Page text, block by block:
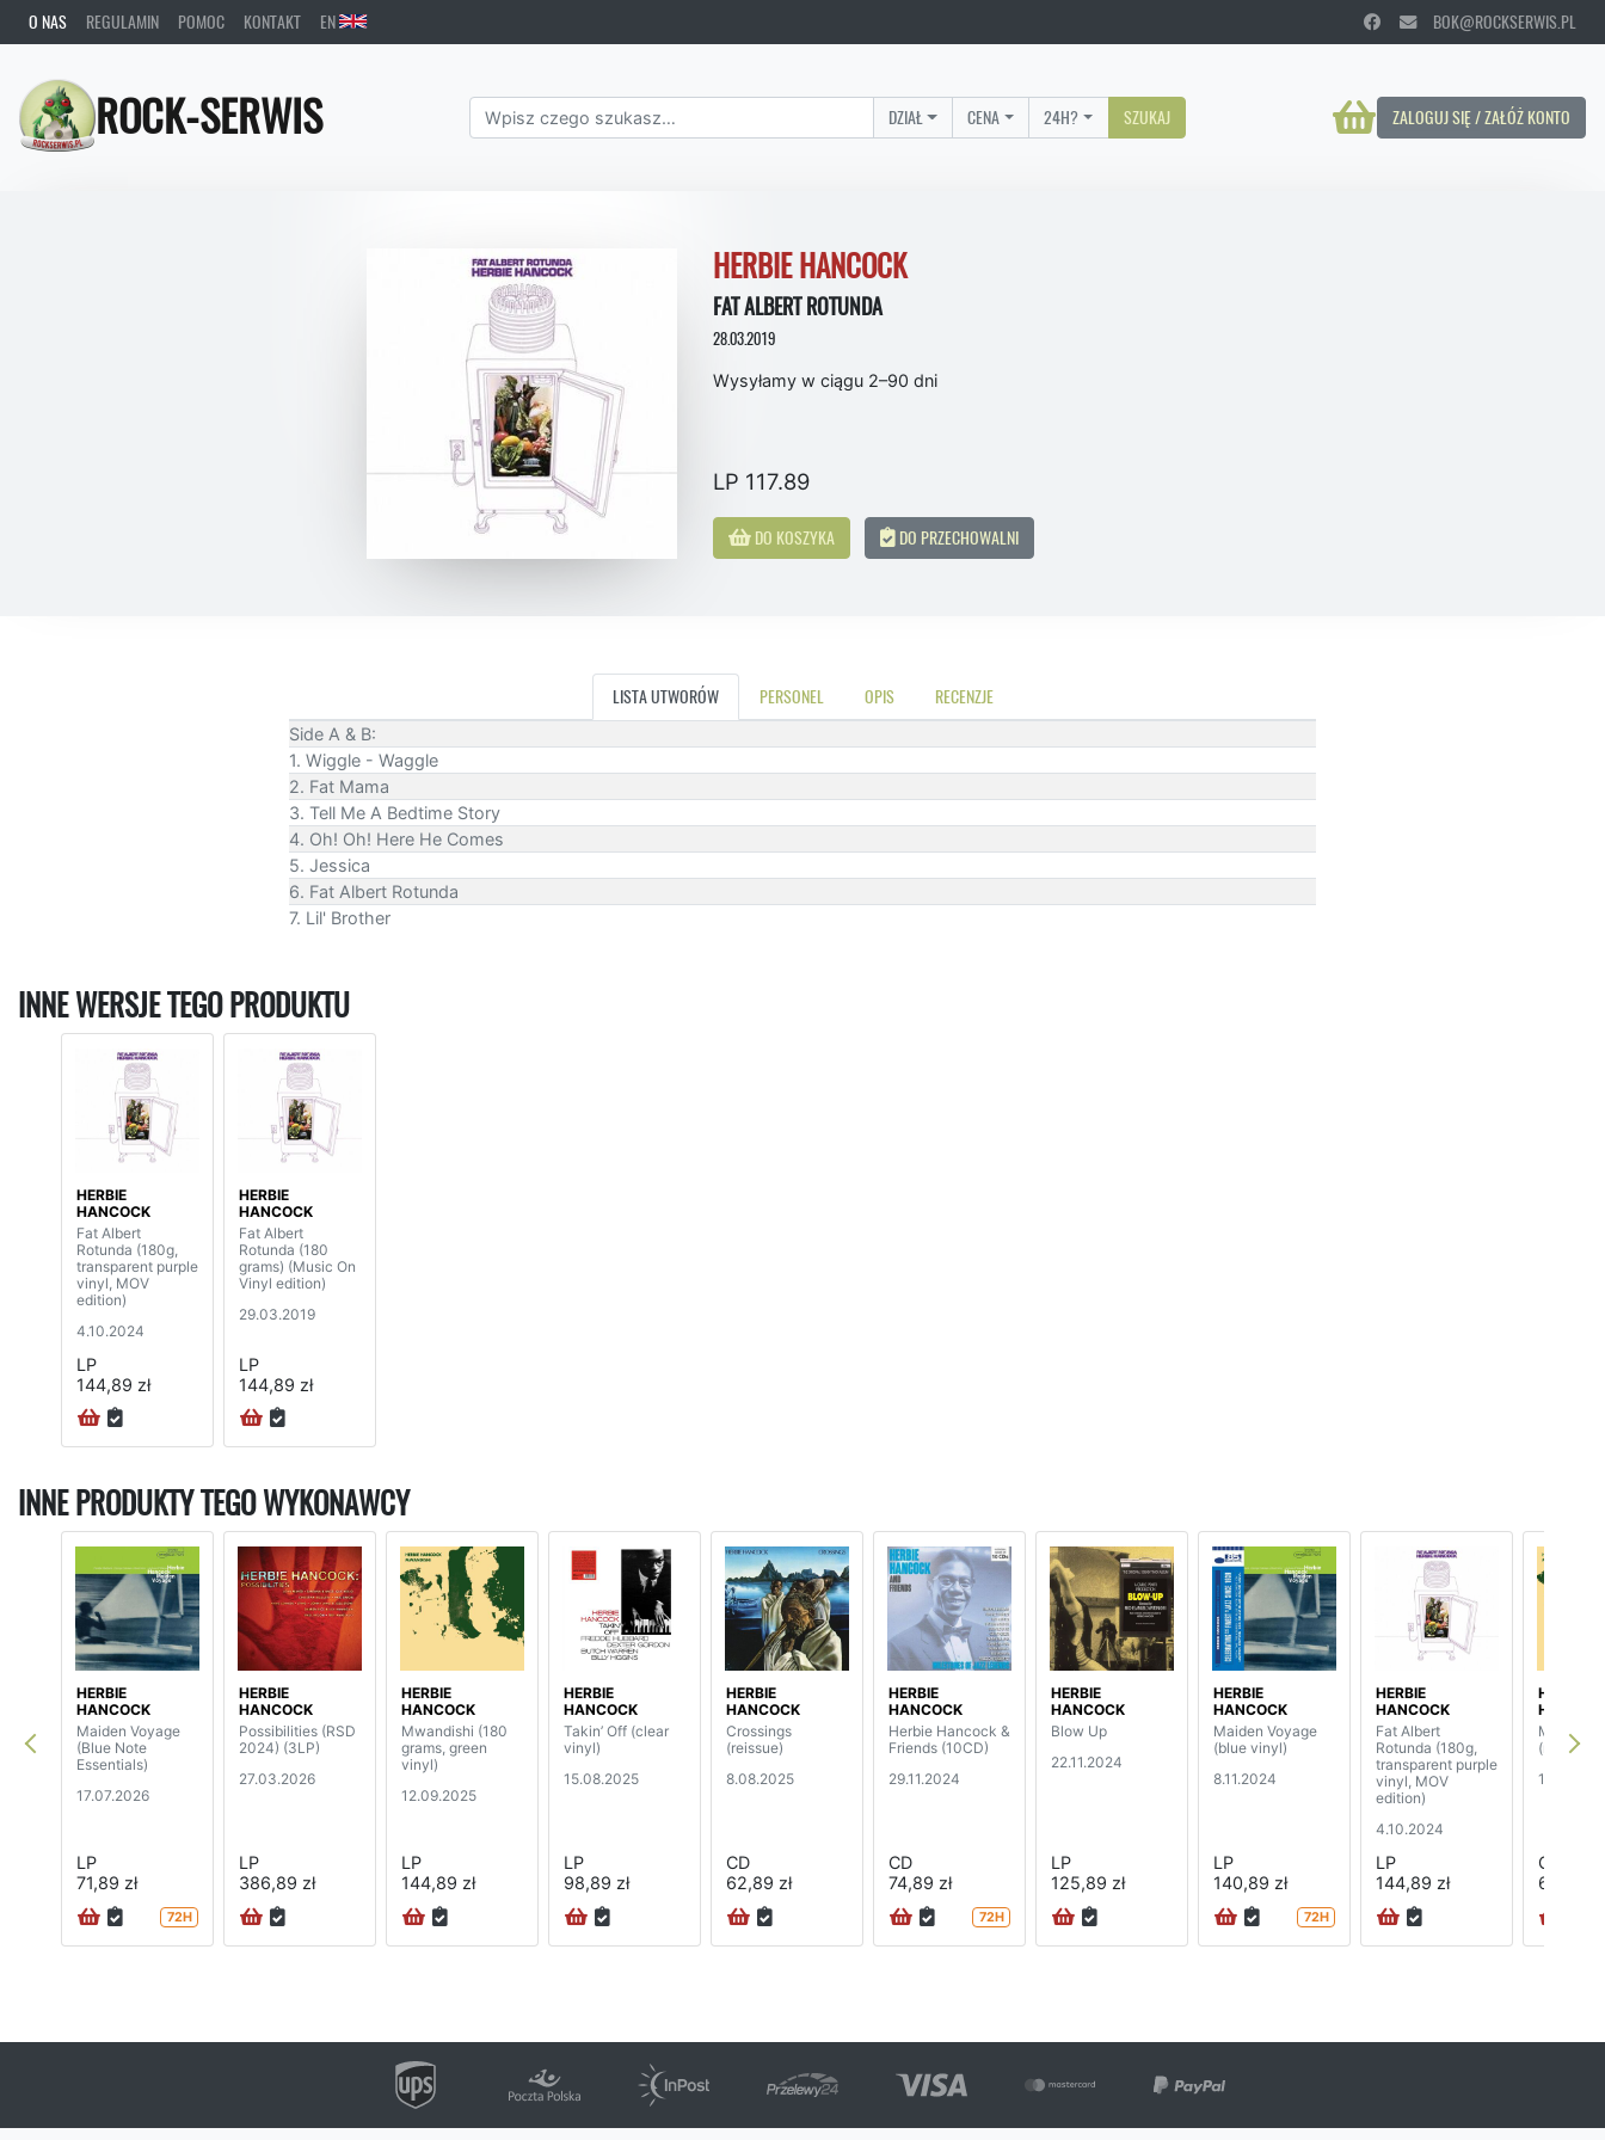
O NAS REGULAMIN POMOC KONTAKT EN BOK@ROCKSERWIS.PL
ROCK-SERWIS ZALOGUJ SIĘ / ZAŁÓŻ KONTO
DZIAŁ CENA 24H? SZUKAJ
HERBIE HANCOCK
FAT ALBERT ROTUNDA
28.03.2019
Wysyłamy w ciągu 2–90 dni
LP 117.89
DO KOSZYKA DO PRZECHOWALNI
LISTA UTWORÓW PERSONEL OPIS RECENZJE
Side A & B:
1. Wiggle - Waggle
2. Fat Mama
3. Tell Me A Bedtime Story
4. Oh! Oh! Here He Comes
5. Jessica
6. Fat Albert Rotunda
7. Lil' Brother
INNE WERSJE TEGO PRODUKTU
HERBIE
HANCOCK
Fat Albert
Rotunda (180g,
transparent purple
vinyl, MOV
edition)
4.10.2024
LP
144,89 zł
HERBIE
HANCOCK
Fat Albert
Rotunda (180
grams) (Music On
Vinyl edition)
29.03.2019
LP
144,89 zł
INNE PRODUKTY TEGO WYKONAWCY
HERBIE
HANCOCK
Maiden Voyage
(Blue Note
Essentials)
17.07.2026
LP
71,89 zł
72H
HERBIE
HANCOCK
Possibilities (RSD
2024) (3LP)
27.03.2026
LP
386,89 zł
HERBIE
HANCOCK
Mwandishi (180
grams, green
vinyl)
12.09.2025
LP
144,89 zł
HERBIE
HANCOCK
Takin’ Off (clear
vinyl)
15.08.2025
LP
98,89 zł
HERBIE
HANCOCK
Crossings
(reissue)
8.08.2025
CD
62,89 zł
HERBIE
HANCOCK
Herbie Hancock &
Friends (10CD)
29.11.2024
CD
74,89 zł
72H
HERBIE
HANCOCK
Blow Up
22.11.2024
LP
125,89 zł
HERBIE
HANCOCK
Maiden Voyage
(blue vinyl)
8.11.2024
LP
140,89 zł
72H
HERBIE
HANCOCK
Fat Albert
Rotunda (180g,
transparent purple
vinyl, MOV
edition)
4.10.2024
LP
144,89 zł
HERBIE
(reissue)
CD
62,89 zł